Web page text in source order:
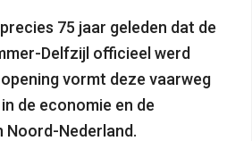
75 jaar geleden dat de
Delfzijl officieel werd
vormt deze vaarweg
de economie en de
Noord-Nederland.